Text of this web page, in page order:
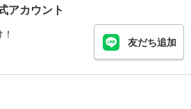
アカウント
友だち追加